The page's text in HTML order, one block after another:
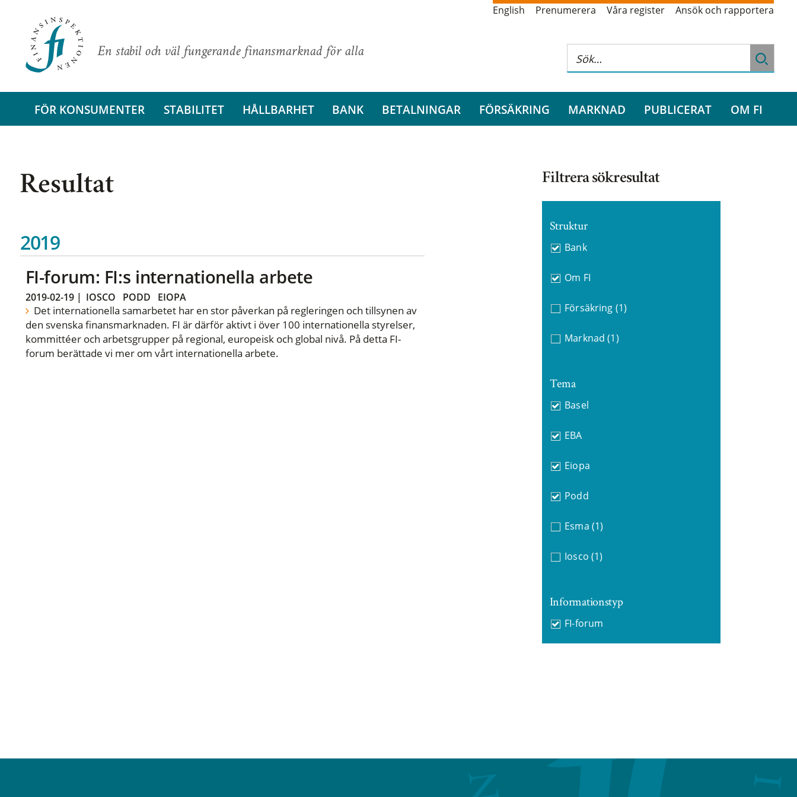
En stabil och väl fungerande finansmarknad för alla
English Prenumerera Våra register Ansök och rapportera
FÖR KONSUMENTER STABILITET HÅLLBARHET BANK BETALNINGAR FÖRSÄKRING MARKNAD PUBLICERAT OM FI
Resultat
2019
FI-forum: FI:s internationella arbete
2019-02-19| IOSCO PODD EIOPA
Det internationella samarbetet har en stor påverkan på regleringen och tillsynen av
den svenska finansmarknaden. FI är därför aktivt i över 100 internationella styrelser,
kommittéer och arbetsgrupper på regional, europeisk och global nivå. På detta FI-
forum berättade vi mer om vårt internationella arbete.
Filtrera sökresultat
Struktur
Bank
Om FI
Försäkring (1)
Marknad (1)
Tema
Basel
EBA
Eiopa
Podd
Esma (1)
Iosco (1)
Informationstyp
FI-forum